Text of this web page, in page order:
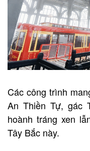
Các công trình
An Thiền Tự, gác
hoành tráng xen
Tây Bắc này.